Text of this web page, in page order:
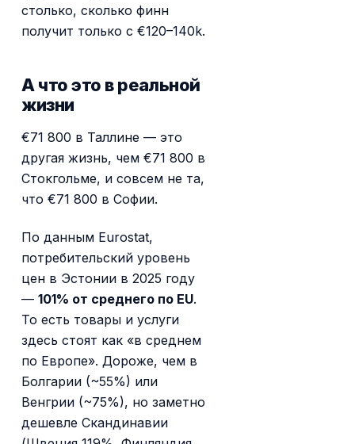
столько, сколько финн
получит только с €120–140k.
А что это в реальной
жизни
€71 800 в Таллине — это
другая жизнь, чем €71 800 в
Стокгольме, и совсем не та,
что €71 800 в Софии.
По данным Eurostat,
потребительский уровень
цен в Эстонии в 2025 году
—101% от среднего по EU.
То есть товары и услуги
здесь стоят как «в среднем
по Европе». Дороже, чем в
Болгарии (~55%) или
Венгрии (~75%), но заметно
дешевле Скандинавии